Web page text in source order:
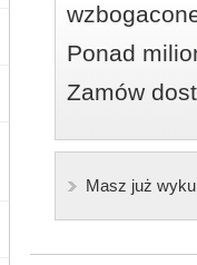
Ponad
Zamów
Masz już